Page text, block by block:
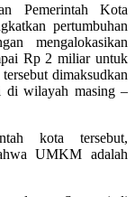
Pemerintah Kota
pertumbuhan
mengalokasikan
Rp 2 miliar untuk
dimaksudkan
di wilayah masing –
kota tersebut,
UMKM adalah